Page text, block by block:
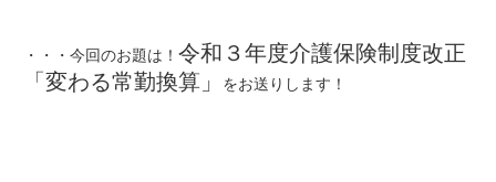
・・・今回のお題は！ 令和３年度介護保険制度改正
「変わる常勤換算」
をお送りします！